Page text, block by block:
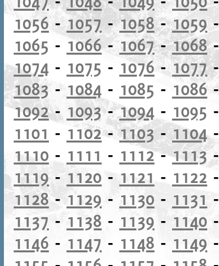
1056 -1057 -1058-1059
1065 - 1066-1067-1068
1074 - 1075 - 1076-1077
1083- 1084 - 1085 - 1086
1092- 1093-1094 - 1095
1101 - 1102-1103- 1104
1110 - 1111 - 1112-1113
1119 - 1120 - 1121 - 1122
1128- 1129 - 1130 - 1131
1137 - 1138 - 1139 - 1140
1146 - 1147 - 1148 - 1149